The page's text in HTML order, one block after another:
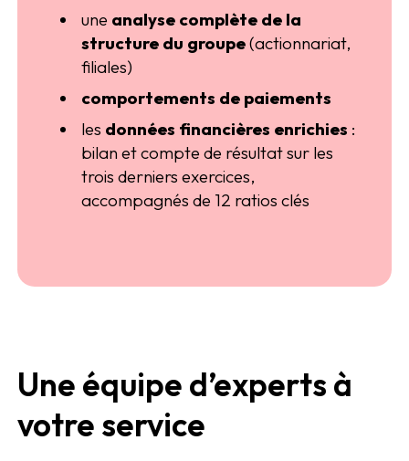
une analyse complète de la
structure du groupe(actionnariat,
filiales)
comportements de paiements
les données financières enrichies :
bilan et compte de résultat sur les
trois derniers exercices,
accompagnés de 12 ratios clés
Une équipe d’experts à
votre service